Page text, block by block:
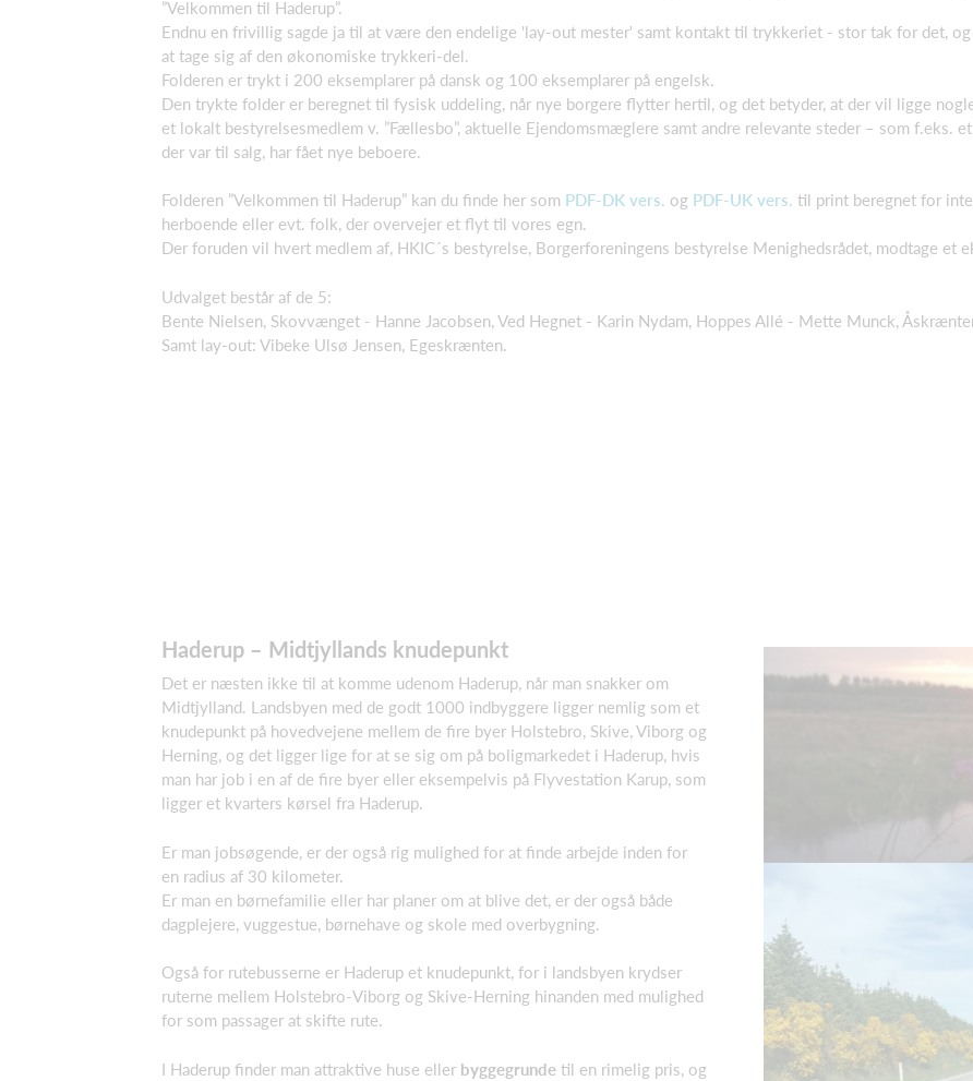
”Velkommen til Haderup”.
Endnu en frivillig sagde ja til at være den endelige 'lay-out mester' samt kontakt til trykkeriet - stor tak for det,
at tage sig af den økonomiske trykkeri-del.
Folderen er trykt i 200 eksemplarer på dansk og 100 eksemplarer på engelsk.
Den trykte folder er beregnet til fysisk uddeling, når nye borgere flytter hertil, og det betyder, at der vil ligge
et lokalt bestyrelsesmedlem v. ”Fællesbo”, aktuelle Ejendomsmæglere samt andre relevante steder – som f.eks.
der var til salg, har fået nye beboere.
Folderen ”Velkommen til Haderup” kan du finde her som PDF-DK vers. ​ og PDF-UK vers. til print beregnet for
herboende eller evt. folk, der overvejer et flyt til vores egn.
Der foruden vil hvert medlem af, HKIC´s bestyrelse, Borgerforeningens bestyrelse Menighedsrådet, modtage et
Udvalget består af de 5:
Bente Nielsen, Skovvænget - Hanne Jacobsen, Ved Hegnet - Karin Nydam, Hoppes Allé - Mette Munck,
Samt lay-out: Vibeke Ulsø Jensen, Egeskrænten.
Haderup – Midtjyllands knudepunkt
Det er næsten ikke til at komme udenom Haderup, når man snakker om
Midtjylland. Landsbyen med de godt 1000 indbyggere ligger nemlig som et
knudepunkt på hovedvejene mellem de fire byer Holstebro, Skive, Viborg og
Herning, og det ligger lige for at se sig om på boligmarkedet i Haderup, hvis
man har job i en af de fire byer eller eksempelvis på Flyvestation Karup, som
ligger et kvarters kørsel fra Haderup.
Er man jobsøgende, er der også rig mulighed for at finde arbejde inden for
en radius af 30 kilometer.
Er man en børnefamilie eller har planer om at blive det, er der også både
dagplejere, vuggestue, børnehave og skole med overbygning.
Også for rutebusserne er Haderup et knudepunkt, for i landsbyen krydser
ruterne mellem Holstebro-Viborg og Skive-Herning hinanden med mulighed
for som passager at skifte rute.
I Haderup finder man attraktive huse eller byggegrunde til en rimelig pris, og